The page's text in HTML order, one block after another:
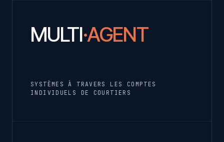
MULTI·AGENT
SYSTÈMES À TRAVERS LES COMPTES
INDIVIDUELS DE COURTIERS